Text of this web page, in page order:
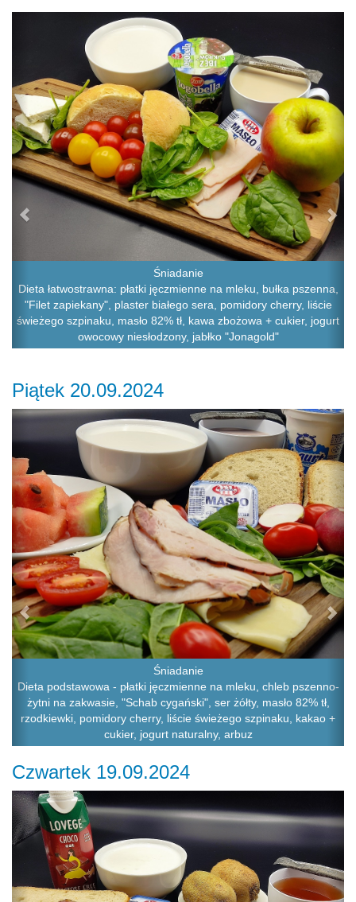
Śniadanie
Dieta łatwostrawna: płatki jęczmienne na mleku, bułka pszenna,
"Filet zapiekany", plaster białego sera, pomidory cherry, liście
świeżego szpinaku, masło 82% tł, kawa zbożowa + cukier, jogurt
owocowy niesłodzony, jabłko "Jonagold"
Piątek 20.09.2024
Śniadanie
Dieta podstawowa - płatki jęczmienne na mleku, chleb pszenno-
żytni na zakwasie, "Schab cygański", ser żółty, masło 82% tł,
rzodkiewki, pomidory cherry, liście świeżego szpinaku, kakao +
cukier, jogurt naturalny, arbuz
Previous
Czwartek 19.09.2024
Previous